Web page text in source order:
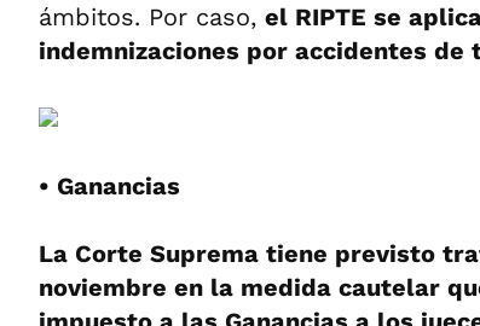
ámbitos. Por caso, el RIPTE se
indemnizaciones por accidentes de
• Ganancias
La Corte Suprema tiene previsto
noviembre en la medida cautelar